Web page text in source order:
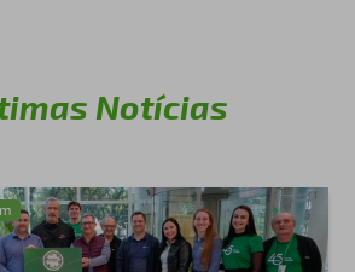
Notícias